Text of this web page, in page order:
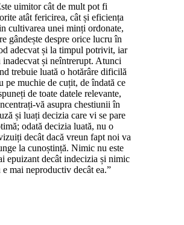
uimitor cât de mult pot fi
atât fericirea, cât și eficiența
cultivarea unei minți ordonate,
gândește despre orice lucru în
adecvat și la timpul potrivit, iar
inadecvat și neîntrerupt. Atunci
trebuie luată o hotărâre dificilă
pe muchie de cuțit, de îndată ce
de toate datele relevante,
vă asupra chestiunii în
și luați decizia care vi se pare
odată decizia luată, nu o
decât dacă vreun fapt noi va
la cunoștință. Nimic nu este
epuizant decât indecizia și nimic
e mai neproductiv decât ea.”